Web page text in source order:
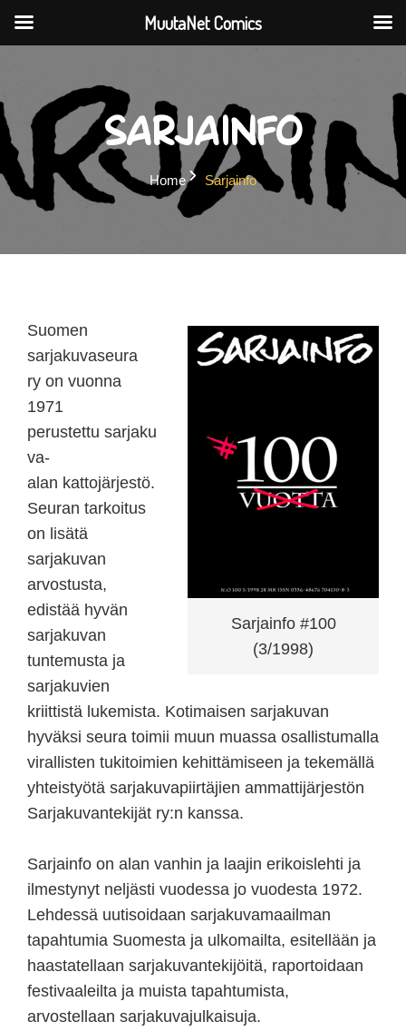
content
Sarjainfo
Home Sarjainfo
Sarjainfo #100
(3/1998)
Suomen
sarjakuvaseura
ry on vuonna
1971
perustettu sarjaku
va-
alan kattojärjestö.
Seuran tarkoitus
on lisätä
sarjakuvan
arvostusta,
edistää hyvän
sarjakuvan
tuntemusta ja
sarjakuvien
kriittistä lukemista. Kotimaisen sarjakuvan
hyväksi seura toimii muun muassa osallistumalla
virallisten tukitoimien kehittämiseen ja tekemällä
yhteistyötä sarjakuvapiirtäjien ammattijärjestön
Sarjakuvantekijät ry:n kanssa.
Sarjainfo on alan vanhin ja laajin erikoislehti ja
ilmestynyt neljästi vuodessa jo vuodesta 1972.
Lehdessä uutisoidaan sarjakuvamaailman
tapahtumia Suomesta ja ulkomailta, esitellään ja
haastatellaan sarjakuvantekijöitä, raportoidaan
festivaaleilta ja muista tapahtumista,
arvostellaan sarjakuvajulkaisuja.
MuutaNet Comics